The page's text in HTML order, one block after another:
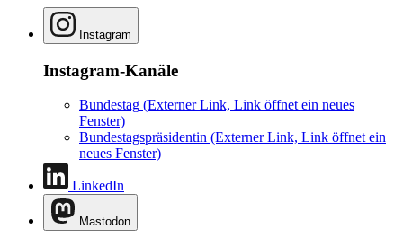
Instagram
Instagram-Kanäle
Bundestag (Externer Link, Link öffnet ein neues
Fenster)
Bundestagspräsidentin (Externer Link, Link öffnet ein
neues Fenster)
LinkedIn
Mastodon